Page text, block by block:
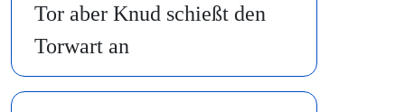
Tor aber Knud schießt den
Torwart an